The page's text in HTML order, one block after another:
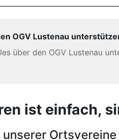
OGV Lustenau
über den OGV Lustenau
ist einfach,